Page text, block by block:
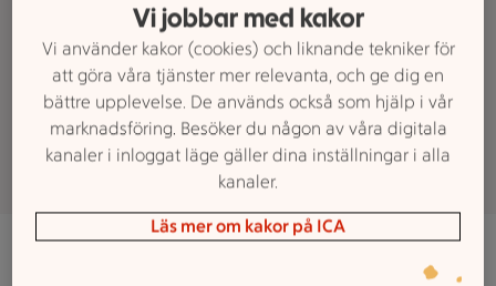
kl 12.00 på torsdag på 018-666 191
eller i butiken och hämta din
beställning tidigast kl 12.00 under
fredag eller lördag.
Vi jobbar med kakor
Vi använder kakor (cookies) och liknande tekniker för
att göra våra tjänster mer relevanta, och ge dig en
bättre upplevelse. De används också som hjälp i vår
marknadsföring. Besöker du någon av våra digitala
kanaler i inloggat läge gäller dina inställningar i alla
kanaler.
Läs mer om kakor på ICA